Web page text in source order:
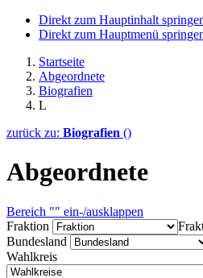
Direkt zum Hauptinhalt
Direkt zum Hauptmenü
Startseite
Abgeordnete
Biografien
L
zurück zu: Biografien ()
Abgeordnete
Bereich "" ein-/ausklappen
Fraktion
Bundesland
Wahlkreis